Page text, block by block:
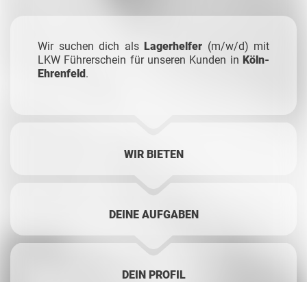
Wir suchen dich als Lagerhelfer (m/w/d) mit
LKW Führerschein für unseren Kunden in Köln-
Ehrenfeld.
WIR BIETEN
DEINE AUFGABEN
DEIN PROFIL